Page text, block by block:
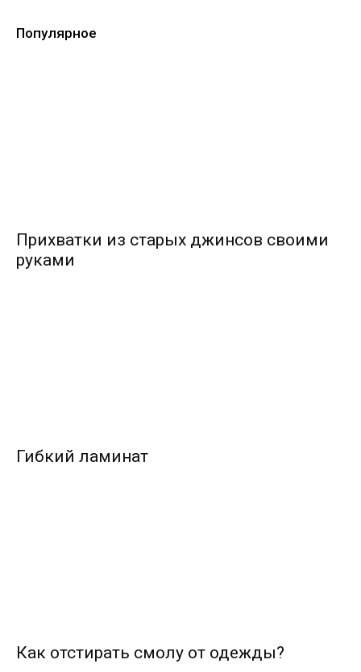
Популярное
Прихватки из старых джинсов своими
руками
Гибкий ламинат
Как отстирать смолу от одежды?